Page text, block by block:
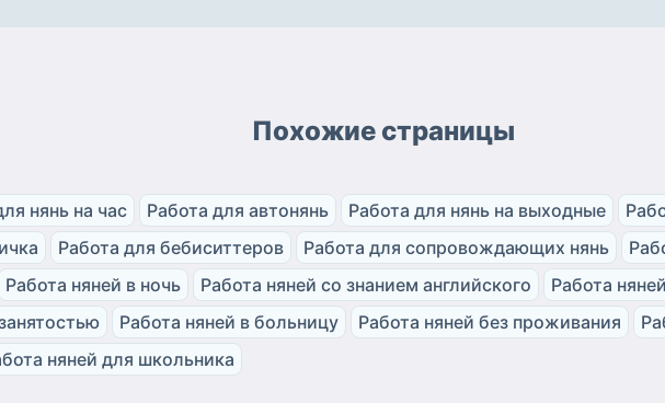
Похожие страницы
нянь на час Работа для автонянь Работа для нянь на выходные
Работа для бебиситтеров Работа для сопровождающих нянь
Работа няней в ночь Работа няней со знанием английского
Работа
Работа няней в больницу Работа няней без проживания
няней для школьника